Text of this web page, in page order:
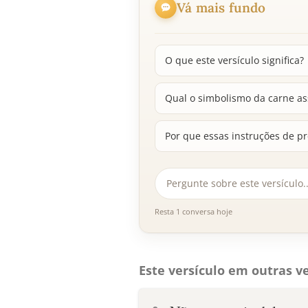
Vá mais fundo
O que este versículo significa?
Qual o simbolismo da carne
Por que essas instruções de
Resta 1 conversa hoje
Este versículo em outras